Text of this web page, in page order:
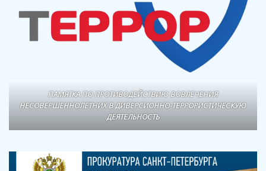
ПАМЯТКА ПО ПРОТИВОДЕЙСТВИЮ ВОВЛЕЧЕНИЯ
НЕСОВЕРШЕННОЛЕТНИХ В ДИВЕРСИОННО-ТЕРРОРИСТИЧЕСКУЮ
ДЕЯТЕЛЬНОСТЬ